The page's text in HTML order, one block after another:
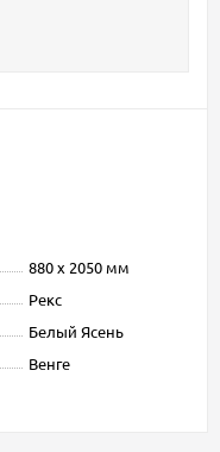
880 х 2050 мм
Рекс
Белый Ясень
Венге